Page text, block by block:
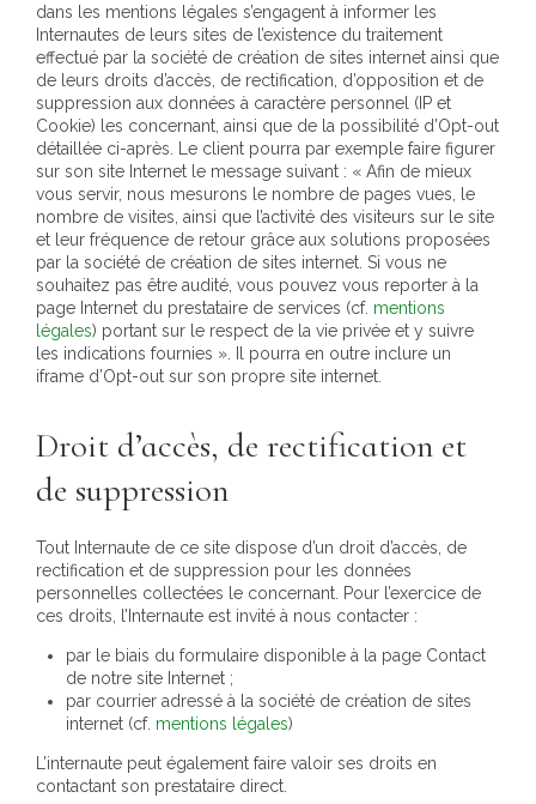
dans les mentions légales s’engagent à informer les
Internautes de leurs sites de l’existence du traitement
effectué par la société de création de sites internet ainsi que
de leurs droits d’accès, de rectification, d’opposition et de
suppression aux données à caractère personnel (IP et
Cookie) les concernant, ainsi que de la possibilité d’Opt-out
détaillée ci-après. Le client pourra par exemple faire figurer
sur son site Internet le message suivant : « Afin de mieux
vous servir, nous mesurons le nombre de pages vues, le
nombre de visites, ainsi que l’activité des visiteurs sur le site
et leur fréquence de retour grâce aux solutions proposées
par la société de création de sites internet. Si vous ne
souhaitez pas être audité, vous pouvez vous reporter à la
page Internet du prestataire de services (cf. mentions
légales) portant sur le respect de la vie privée et y suivre
les indications fournies ». Il pourra en outre inclure un
iframe d’Opt-out sur son propre site internet.
Droit d’accès, de rectification et
de suppression
Tout Internaute de ce site dispose d’un droit d’accès, de
rectification et de suppression pour les données
personnelles collectées le concernant. Pour l’exercice de
ces droits, l’Internaute est invité à nous contacter :
par le biais du formulaire disponible à la page Contact
de notre site Internet ;
par courrier adressé à la société de création de sites
internet (cf. mentions légales)
L’internaute peut également faire valoir ses droits en
contactant son prestataire direct.